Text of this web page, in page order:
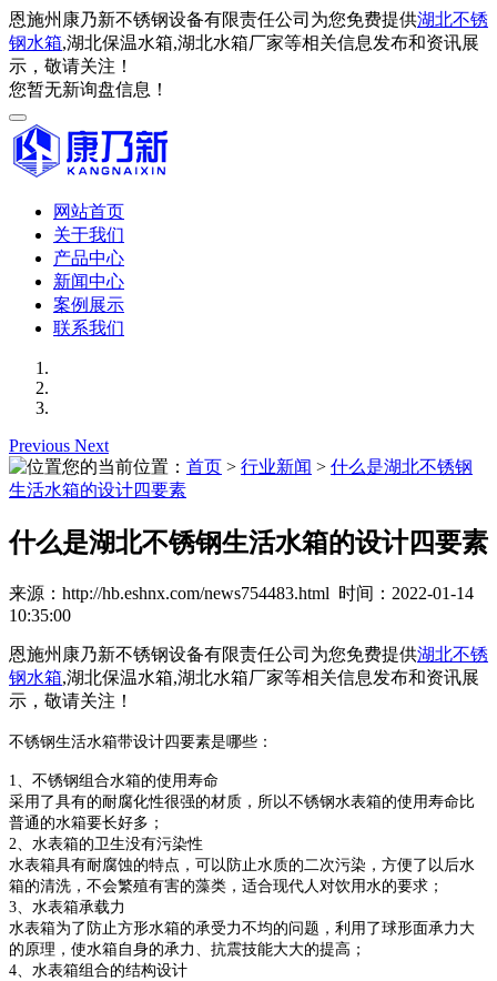
恩施州康乃新不锈钢设备有限责任公司为您免费提供湖北不锈
钢水箱,湖北保温水箱,湖北水箱厂家等相关信息发布和资讯展
示，敬请关注！
您暂无新询盘信息！
网站首页
关于我们
产品中心
新闻中心
案例展示
联系我们
Previous Next
您的当前位置： 首页 > 行业新闻 > 什么是湖北不锈钢
生活水箱的设计四要素
什么是湖北不锈钢生活水箱的设计四要素
来源：http://hb.eshnx.com/news754483.html 时间：2022-01-14
10:35:00
恩施州康乃新不锈钢设备有限责任公司为您免费提供湖北不锈
钢水箱,湖北保温水箱,湖北水箱厂家等相关信息发布和资讯展
示，敬请关注！
不锈钢生活水箱带设计四要素是哪些：
1、不锈钢组合水箱的使用寿命
采用了具有的耐腐化性很强的材质，所以不锈钢水表箱的使用寿命比
普通的水箱要长好多；
2、水表箱的卫生没有污染性
水表箱具有耐腐蚀的特点，可以防止水质的二次污染，方便了以后水
箱的清洗，不会繁殖有害的藻类，适合现代人对饮用水的要求；
3、水表箱承载力
水表箱为了防止方形水箱的承受力不均的问题，利用了球形面承力大
的原理，使水箱自身的承力、抗震技能大大的提高；
4、水表箱组合的结构设计